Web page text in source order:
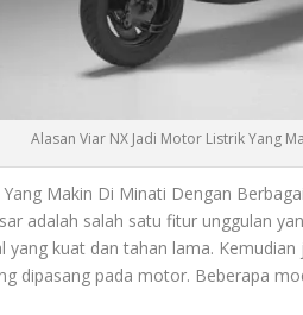
Alasan Viar NX Jadi Motor Listrik Yang
Makin Di Minati Dengan
adalah salah satu fitur unggulan
kuat dan tahan lama.
dipasang pada motor. Beberapa